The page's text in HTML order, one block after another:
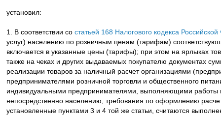
установил:
1. В соответствии со статьей 168 Налогового кодекса
услуг) населению по розничным ценам (тарифам)
включается в указанные цены (тарифы); при этом на ярлыках
также на чеках и других выдаваемых покупателю документах
реализации товаров за наличный расчет организациями
предпринимателями розничной торговли и общественного
индивидуальными предпринимателями, выполняющими работы
непосредственно населению, требования по оформлению
установленные пунктами 3 и 4 той же статьи, считаются